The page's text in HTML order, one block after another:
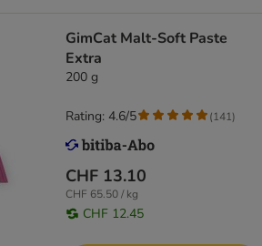
GimCat Malt-Soft Paste
Extra
200 g
CHF 13.10
CHF 65.50 / kg
CHF 12.45
Rating: 4.6/5 (141)